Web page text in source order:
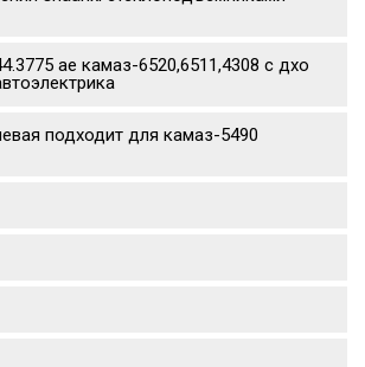
ae камаз-6520,6511,4308 с дхо
подходит для камаз-5490